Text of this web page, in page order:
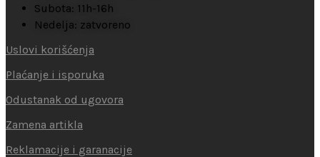
Subota: 11h-16h
Nedelja: zatvoreno
Uslovi korišćenja
Plaćanje i isporuka
Odustanak od ugovora
Zamena artikla
Reklamacije i garanacije